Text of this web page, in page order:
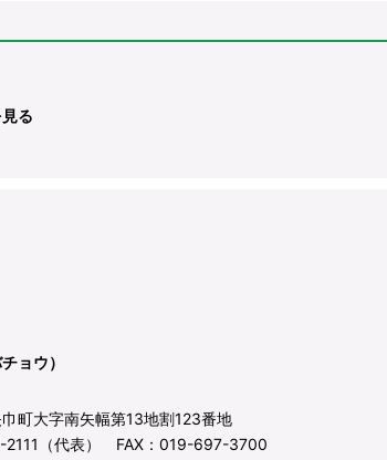
る
ョウ）
町大字南矢幅第13地割123番地
2111（代表） FAX：019-697-3700